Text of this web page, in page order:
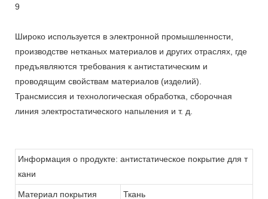
Широко используется в электронной промышленности,
производстве нетканых материалов и других отраслях, где
предъявляются требования к антистатическим и
проводящим свойствам материалов (изделий).
Трансмиссия и технологическая обработка, сборочная
линия электростатического напыления и т. д.
Информация о продукте: антистатическое покрытие для т
кани
Материал покрытия Ткань